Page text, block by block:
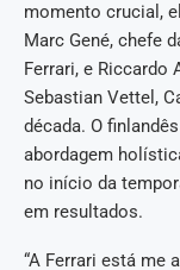
momento crucial,
Marc Gené, chefe
Ferrari, e Riccardo
Sebastian Vettel,
década. O
abordagem
no início da
em resultados.
“A Ferrari está me